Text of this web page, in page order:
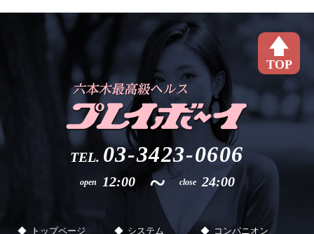
TOP
TEL. 03-3423-0606
open 12:00 ~ close 24:00
トップページ システム コンパニオン